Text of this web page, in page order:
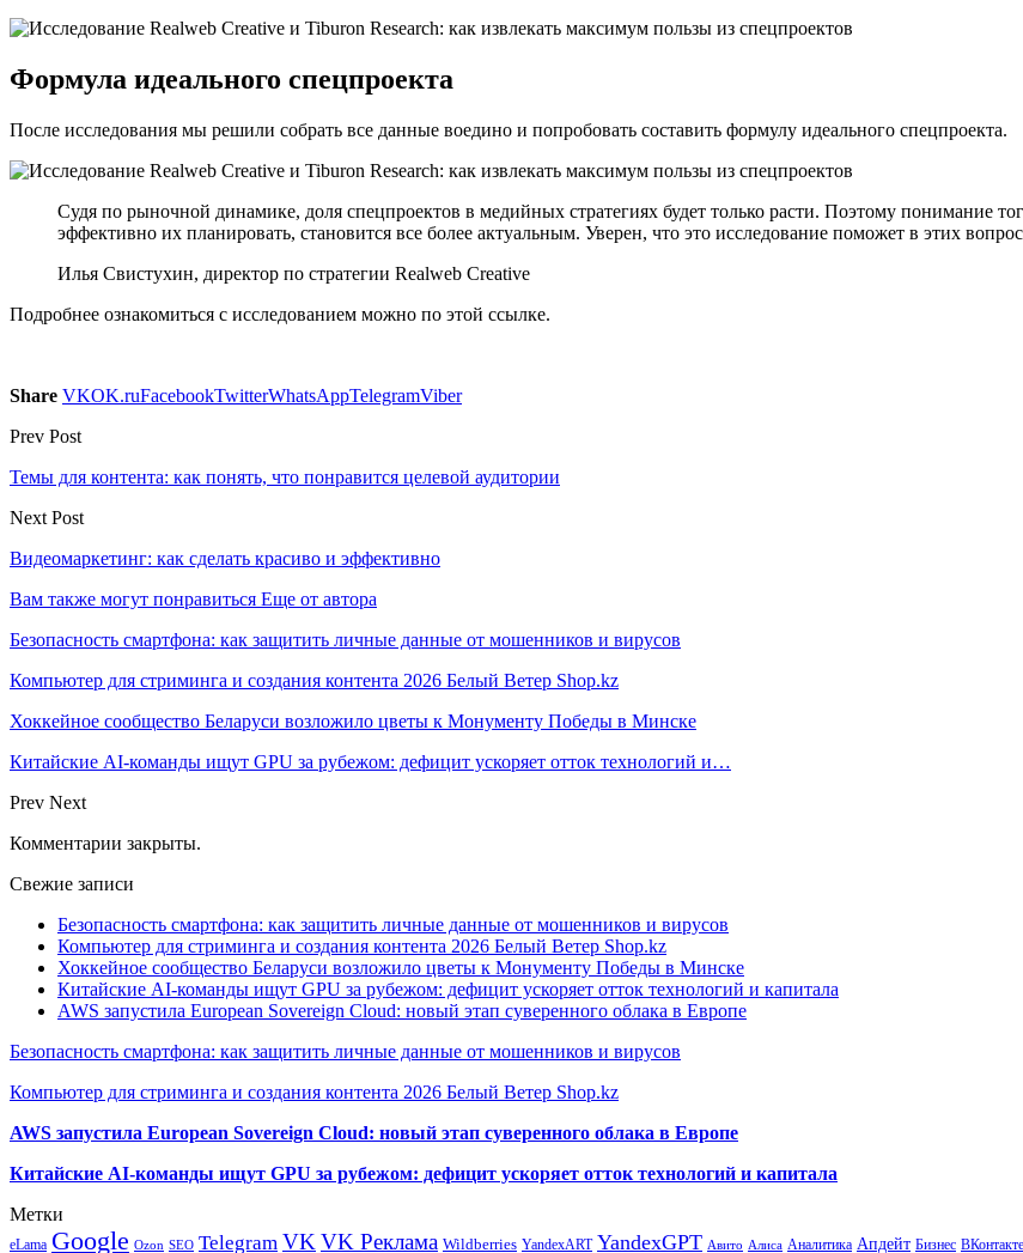
Формула идеального спецпроекта
После исследования мы решили собрать все данные воедино и попробовать составить формулу идеального спецпроекта.
Судя по рыночной динамике, доля спецпроектов в медийных стратегиях будет только расти. Поэтому понимание
эффективно их планировать, становится все более актуальным. Уверен, что это исследование поможет в этих
Илья Свистухин, директор по стратегии Realweb Creative
Подробнее ознакомиться с исследованием можно по этой ссылке.
Share VKOK.ruFacebookTwitterWhatsAppTelegramViber
Prev Post
Темы для контента: как понять, что понравится целевой аудитории
Next Post
Видеомаркетинг: как сделать красиво и эффективно
Вам также могут понравиться Еще от автора
Безопасность смартфона: как защитить личные данные от мошенников и вирусов
Компьютер для стриминга и создания контента 2026 Белый Ветер Shop.kz
Хоккейное сообщество Беларуси возложило цветы к Монументу Победы в Минске
Китайские AI-команды ищут GPU за рубежом: дефицит ускоряет отток технологий и…
Prev Next
Комментарии закрыты.
Свежие записи
Безопасность смартфона: как защитить личные данные от мошенников и вирусов
Компьютер для стриминга и создания контента 2026 Белый Ветер Shop.kz
Хоккейное сообщество Беларуси возложило цветы к Монументу Победы в Минске
Китайские AI-команды ищут GPU за рубежом: дефицит ускоряет отток технологий и капитала
AWS запустила European Sovereign Cloud: новый этап суверенного облака в Европе
Безопасность смартфона: как защитить личные данные от мошенников и вирусов
Компьютер для стриминга и создания контента 2026 Белый Ветер Shop.kz
AWS запустила European Sovereign Cloud: новый этап суверенного облака в Европе
Китайские AI-команды ищут GPU за рубежом: дефицит ускоряет отток технологий и капитала
Метки
eLama Google Ozon SEO Telegram VK VK Реклама Wildberries YandexART YandexGPT Авито Алиса Аналитика Апдейт Бизнес ВКонтакте